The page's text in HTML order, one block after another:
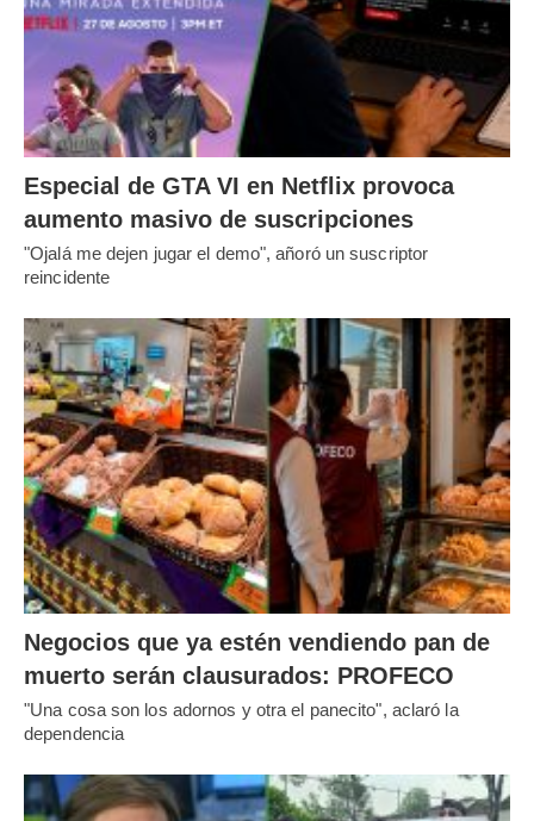
Especial de GTA VI en Netflix provoca
aumento masivo de suscripciones
"Ojalá me dejen jugar el demo", añoró un suscriptor
reincidente
Negocios que ya estén vendiendo pan de
muerto serán clausurados: PROFECO
"Una cosa son los adornos y otra el panecito", aclaró la
dependencia